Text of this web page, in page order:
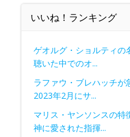
いいね！ランキング
ゲオルグ・ショルティ
聴いた中でのオ...
ラファウ・ブレハッチが
2023年2月にサ...
マリス・ヤンソンスの特
神に愛された指揮...